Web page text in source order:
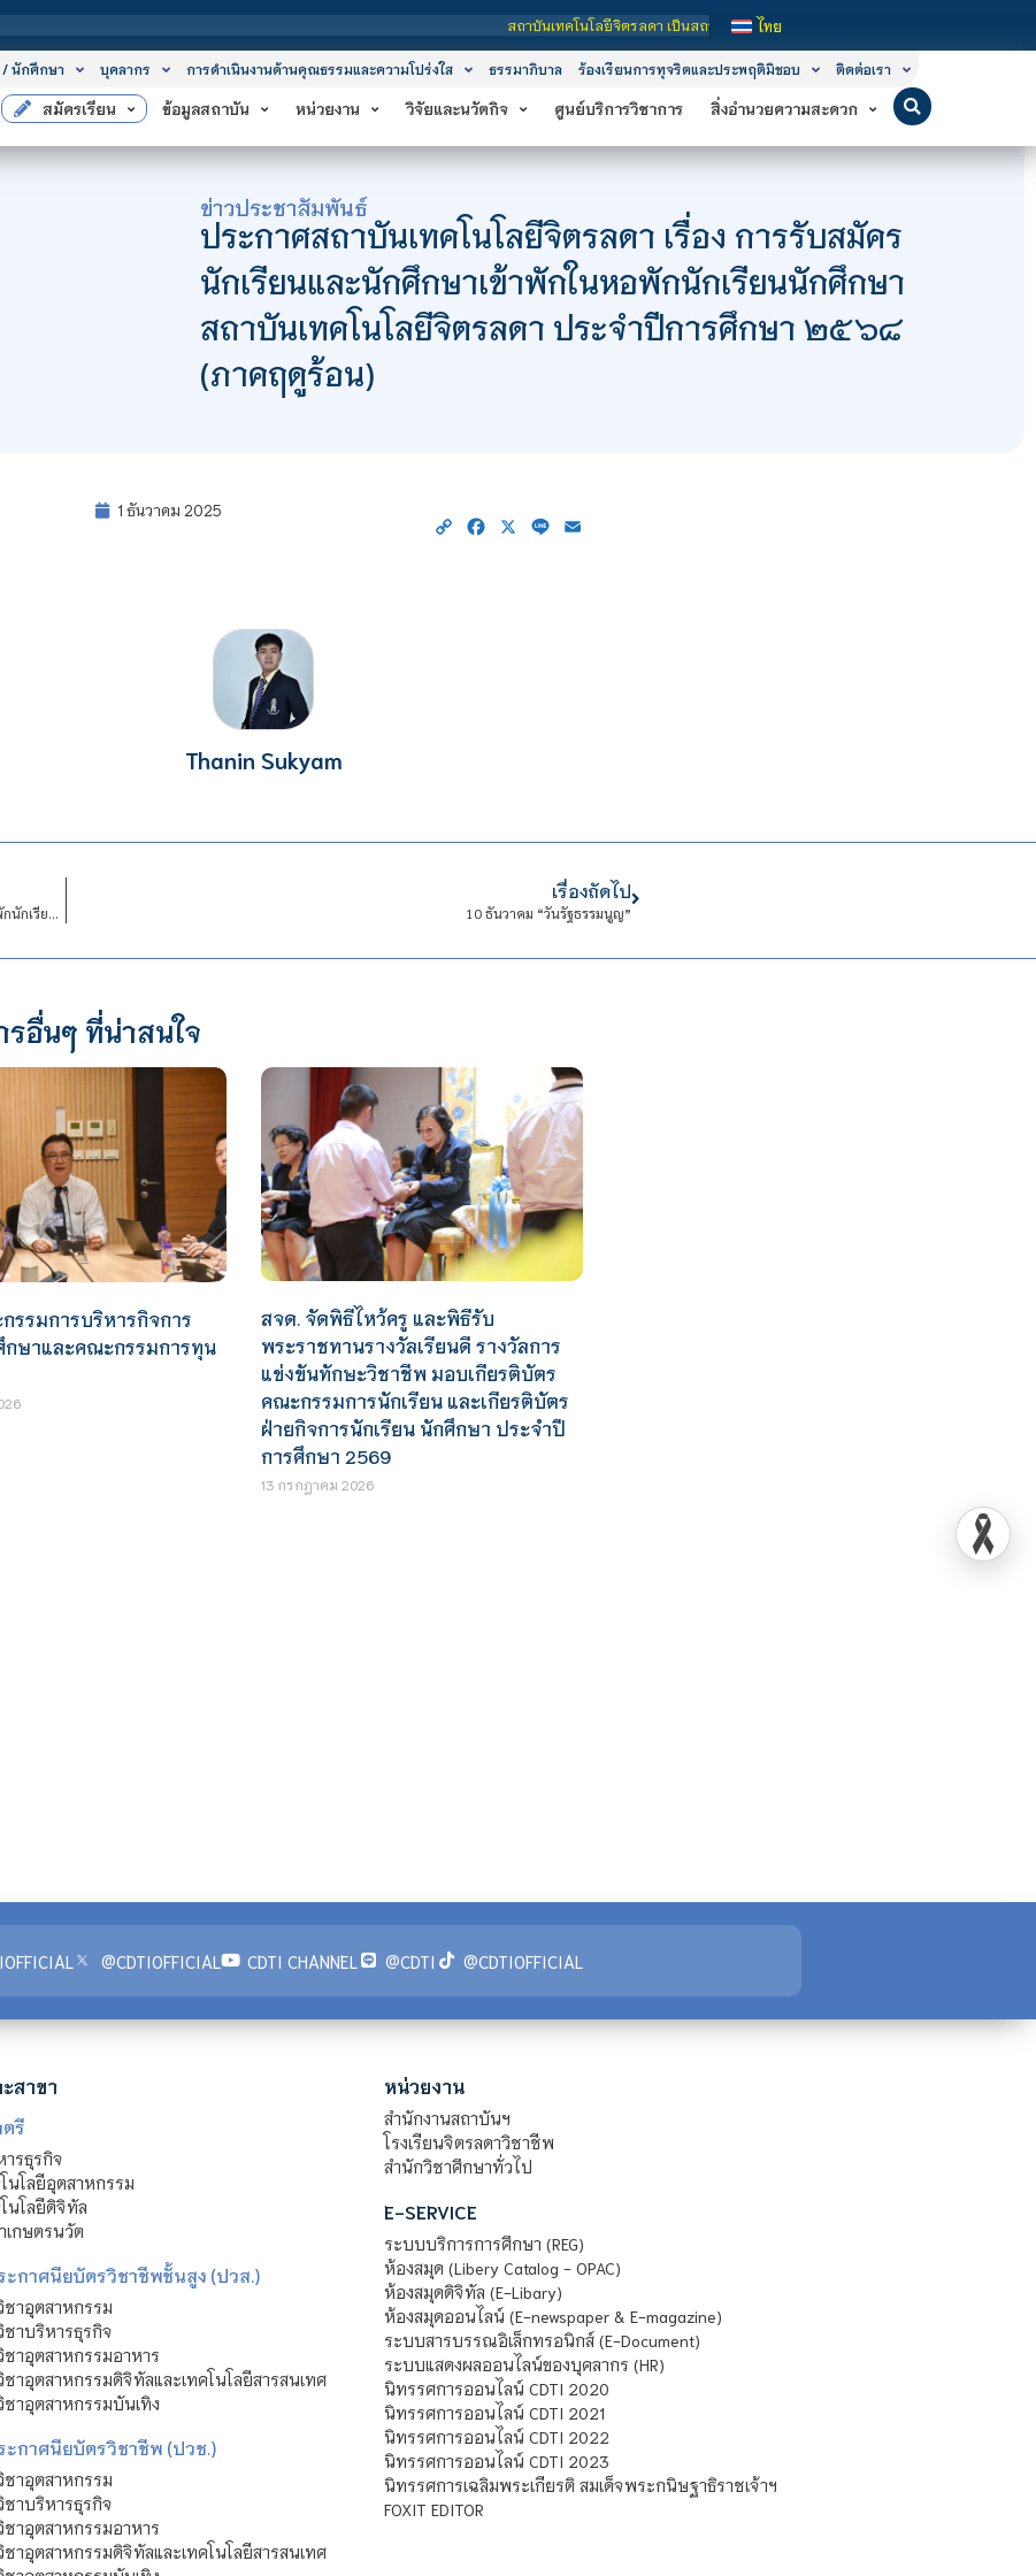
สถาบันเทคโนโลยีจิตรลดา เป็นสถาบันอุดมศึกษาในกำกับของรัฐ เปิดหลักสูตรการเรียนการสอ
ไทย
/ นักศึกษา บุคลากร การดำเนินงานด้านคุณธรรมและความโปร่งใส ธรรมาภิบาล ร้องเรียนการทุจริตและประพฤติมิชอบ ติดต่อเรา
สมัครเรียน ข้อมูลสถาบัน หน่วยงาน วิจัยและนวัตกิจ ศูนย์บริการวิชาการ สิ่งอำนวยความสะดวก
ข่าวประชาสัมพันธ์
ประกาศสถาบันเทคโนโลยีจิตรลดา เรื่อง การรับสมัคร
นักเรียนและนักศึกษาเข้าพักในหอพักนักเรียนนักศึกษา
สถาบันเทคโนโลยีจิตรลดา ประจำปีการศึกษา ๒๕๖๘
(ภาคฤดูร้อน)
1 ธันวาคม 2025
Copy Facebook
X Line
Thanin Sukyam
ประกาศสถาบันเทคโนโลยีจิตรลดา เรื่อง การรับสมัครนักเรียนและนักศึกษาเข้าพักในหอพักนักเรียนนักศึกษา สถาบันเทคโนโลยีจิตรลดาประจำปีการศึกษา ๒๕๖๙
เรื่องถัดไป
10 ธันวาคม “วันรัฐธรรมนูญ”
รอื่นๆ ที่น่าสนใจ
รรมการบริหารกิจการ
กษาและคณะกรรมการทุน
สจด. จัดพิธีไหว้ครู และพิธีรับ
พระราชทานรางวัลเรียนดี รางวัลการ
แข่งขันทักษะวิชาชีพ มอบเกียรติบัตร
คณะกรรมการนักเรียน และเกียรติบัตร
ฝ่ายกิจการนักเรียน นักศึกษา ประจำปี
การศึกษา 2569
13 กรกฎาคม 2026
@CDTIOFFICIAL CDTI CHANNEL @CDTI @CDTIOFFICIAL
สาขา
รี
รธุรกิจ
นโลยีอุตสาหกรรม
นโลยีดิจิทัล
เกษตรนวัต
กาศนียบัตรวิชาชีพชั้นสูง (ปวส.)
ชาอุตสาหกรรม
ชาบริหารธุรกิจ
ชาอุตสาหกรรมอาหาร
ชาอุตสาหกรรมดิจิทัลและเทคโนโลยีสารสนเทศ
ชาอุตสาหกรรมบันเทิง
กาศนียบัตรวิชาชีพ (ปวช.)
ชาอุตสาหกรรม
ชาบริหารธุรกิจ
ชาอุตสาหกรรมอาหาร
ชาอุตสาหกรรมดิจิทัลและเทคโนโลยีสารสนเทศ
หน่วยงาน
สำนักงานสถาบันฯ
โรงเรียนจิตรลดาวิชาชีพ
สำนักวิชาศึกษาทั่วไป
E-SERVICE
ระบบบริการการศึกษา (REG)
ห้องสมุด (Libery Catalog - OPAC)
ห้องสมุดดิจิทัล (E-Libary)
ห้องสมุดออนไลน์ (E-newspaper & E-magazine)
ระบบสารบรรณอิเล็กทรอนิกส์ (E-Document)
ระบบแสดงผลออนไลน์ของบุคลากร (HR)
นิทรรศการออนไลน์ CDTI 2020
นิทรรศการออนไลน์ CDTI 2021
นิทรรศการออนไลน์ CDTI 2022
นิทรรศการออนไลน์ CDTI 2023
นิทรรศการเฉลิมพระเกียรติ สมเด็จพระกนิษฐาธิราชเจ้าฯ
FOXIT EDITOR